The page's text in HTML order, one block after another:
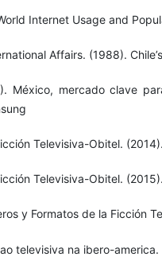
Internet Usage and
Affairs. (1988).
México, mercado clave
Televisiva-Obitel.
Televisiva-Obitel.
y Formatos de la Ficción
televisiva na ibero-